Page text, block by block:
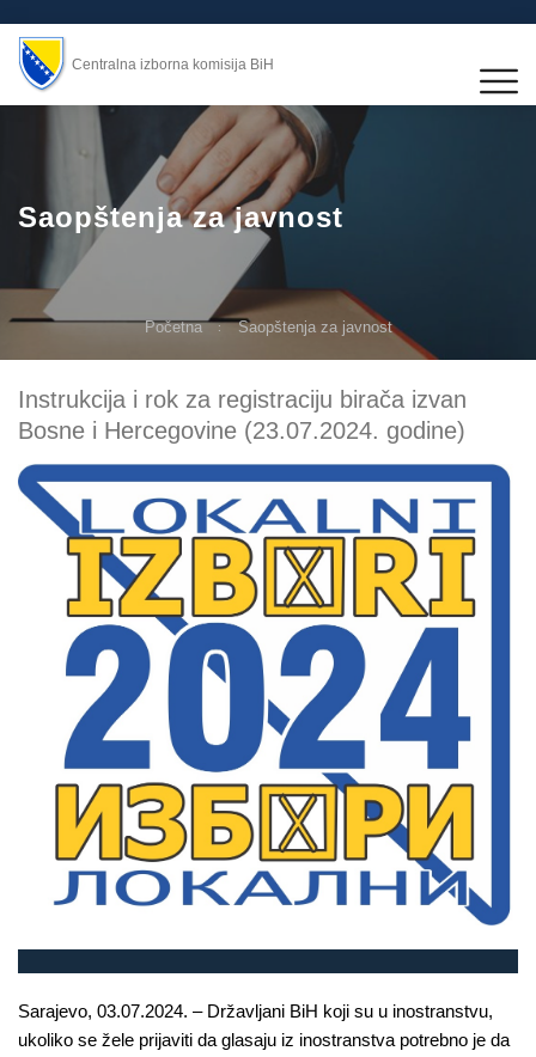
Centralna izborna komisija BiH
Saopštenja za javnost
Početna Saopštenja za javnost
Instrukcija i rok za registraciju birača izvan
Bosne i Hercegovine (23.07.2024. godine)
Sarajevo, 03.07.2024. – Državljani BiH koji su u inostranstvu,
ukoliko se žele prijaviti da glasaju iz inostranstva potrebno je da